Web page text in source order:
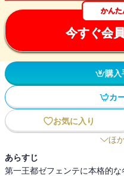
かんた
今すぐ会
購
カ
お気に入り
ほ
あらすじ
第一王都ゼフェンテに本格的